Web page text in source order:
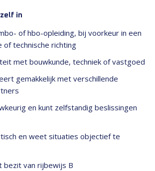
in
of hbo-opleiding, bij voorkeur in een
of technische richting
met bouwkunde, techniek of vastgoed
gemakkelijk met verschillende
en kunt zelfstandig beslissingen
en weet situaties objectief te
bezit van rijbewijs B